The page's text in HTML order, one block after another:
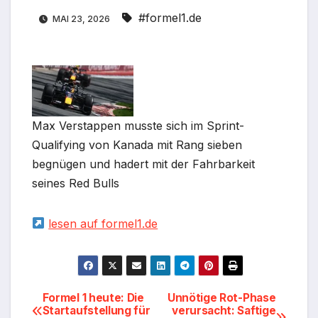
MAI 23, 2026 #formel1.de
Max Verstappen musste sich im Sprint-
Qualifying von Kanada mit Rang sieben
begnügen und hadert mit der Fahrbarkeit
seines Red Bulls
lesen auf formel1.de
Beitragsnavigation
Unnötige Rot-Phase
verursacht: Saftige
Formel 1 heute: Die
Startaufstellung für